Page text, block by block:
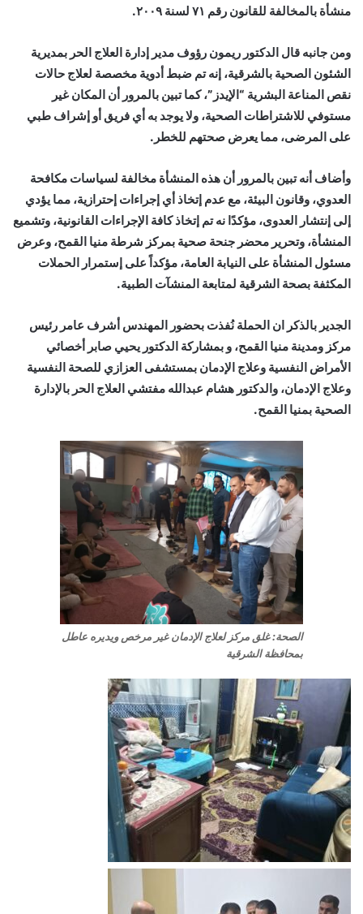
منشأة بالمخالفة للقانون رقم ٧١ لسنة ٢٠٠٩.
ومن جانبه قال الدكتور ريمون رؤوف مدير إدارة العلاج الحر بمديرية
الشئون الصحية بالشرقية، إنه تم ضبط أدوية مخصصة لعلاج حالات
نقص المناعة البشرية “الإيدز”، كما تبين بالمرور أن المكان غير
مستوفي للاشتراطات الصحية، ولا يوجد به أي فريق أو إشراف طبي
على المرضى، مما يعرض صحتهم للخطر.
وأضاف أنه تبين بالمرور أن هذه المنشأة مخالفة لسياسات مكافحة
العدوي، وقانون البيئة، مع عدم إتخاذ أي إجراءات إحترازية، مما يؤدي
إلى إنتشار العدوى، مؤكدًا نه تم إتخاذ كافة الإجراءات القانونية، وتشميع
المنشأة، وتحرير محضر جنحة صحية بمركز شرطة منيا القمح، وعرض
مسئول المنشأة على النيابة العامة، مؤكداً على إستمرار الحملات
المكثفة بصحة الشرقية لمتابعة المنشآت الطبية.
الجدير بالذكر ان الحملة نُفذت بحضور المهندس أشرف عامر رئيس
مركز ومدينة منيا القمح، و بمشاركة الدكتور يحيي صابر أخصائي
الأمراض النفسية وعلاج الإدمان بمستشفى العزازي للصحة النفسية
وعلاج الإدمان، والدكتور هشام عبدالله مفتشي العلاج الحر بالإدارة
الصحية بمنيا القمح.
الصحة: غلق مركز لعلاج الإدمان غير مرخص ويديره عاطل
بمحافظة الشرقية